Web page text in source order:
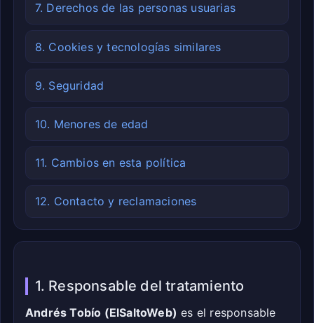
7. Derechos de las personas usuarias
8. Cookies y tecnologías similares
9. Seguridad
10. Menores de edad
11. Cambios en esta política
12. Contacto y reclamaciones
1. Responsable del tratamiento
Andrés Tobío (ElSaltoWeb) es el responsable